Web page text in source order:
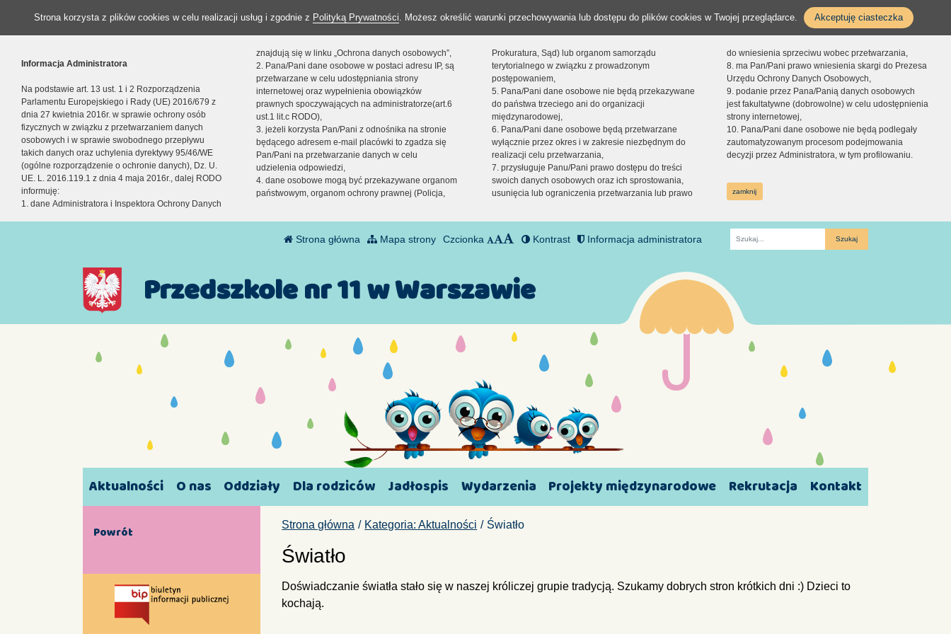
Strona korzysta z plików cookies w celu realizacji usług i zgodnie z Polityką Prywatności. Możesz określić warunki przechowywania lub dostępu do plików cookies w Twojej przeglądarce. Akceptuję ciasteczka
Informacja Administratora
Na podstawie art. 13 ust. 1 i 2 Rozporządzenia
Parlamentu Europejskiego i Rady (UE) 2016/679 z
dnia 27 kwietnia 2016r. w sprawie ochrony osób
fizycznych w związku z przetwarzaniem danych
osobowych i w sprawie swobodnego przepływu
takich danych oraz uchylenia dyrektywy 95/46/WE
(ogólne rozporządzenie o ochronie danych), Dz. U.
UE. L. 2016.119.1 z dnia 4 maja 2016r., dalej RODO
informuję:
1. dane Administratora i Inspektora Ochrony Danych
znajdują się w linku „Ochrona danych osobowych”,
2. Pana/Pani dane osobowe w postaci adresu IP, są
przetwarzane w celu udostępniania strony
internetowej oraz wypełnienia obowiązków
prawnych spoczywających na administratorze(art.6
ust.1 lit.c RODO),
3. jeżeli korzysta Pan/Pani z odnośnika na stronie
będącego adresem e-mail placówki to zgadza się
Pan/Pani na przetwarzanie danych w celu
udzielenia odpowiedzi,
4. dane osobowe mogą być przekazywane organom
państwowym, organom ochrony prawnej (Policja,
Prokuratura, Sąd) lub organom samorządu
terytorialnego w związku z prowadzonym
postępowaniem,
5. Pana/Pani dane osobowe nie będą przekazywane
do państwa trzeciego ani do organizacji
międzynarodowej,
6. Pana/Pani dane osobowe będą przetwarzane
wyłącznie przez okres i w zakresie niezbędnym do
realizacji celu przetwarzania,
7. przysługuje Panu/Pani prawo dostępu do treści
swoich danych osobowych oraz ich sprostowania,
usunięcia lub ograniczenia przetwarzania lub prawo
do wniesienia sprzeciwu wobec przetwarzania,
8. ma Pan/Pani prawo wniesienia skargi do Prezesa
Urzędu Ochrony Danych Osobowych,
9. podanie przez Pana/Panią danych osobowych
jest fakultatywne (dobrowolne) w celu udostępnienia
strony internetowej,
10. Pana/Pani dane osobowe nie będą podlegały
zautomatyzowanym procesom podejmowania
decyzji przez Administratora, w tym profilowaniu.
zamknij
Strona główna Mapa strony Czcionka Kontrast Informacja administratora
Fraza
Przedszkole nr 11 w Warszawie
Aktualności O nas Oddziały Dla rodziców Jadłospis Wydarzenia Projekty międzynarodowe Rekrutacja Kontakt
Strona główna Kategoria: Aktualności Światło
Światło
Doświadczanie światła stało się w naszej króliczej grupie tradycją. Szukamy dobrych stron krótkich dni :) Dzieci to
kochają.
Powrót